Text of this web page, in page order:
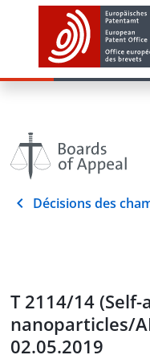
Décisions des
T 2114/14
nanoparticles/
02.05.2019